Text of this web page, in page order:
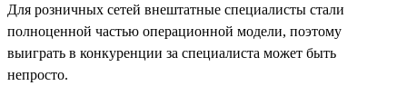
Для розничных сетей внештатные специалисты стали
полноценной частью операционной модели, поэтому
выиграть в конкуренции за специалиста может быть
непросто.